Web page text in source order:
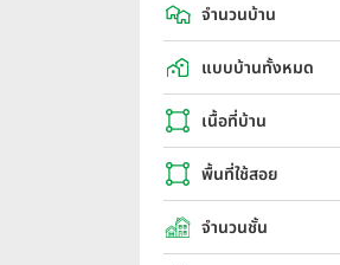
จำนวนบ้าน
แบบบ้านทั้งหมด
เนื้อที่บ้าน
พื้นที่ใช้สอย
จำนวนชั้น